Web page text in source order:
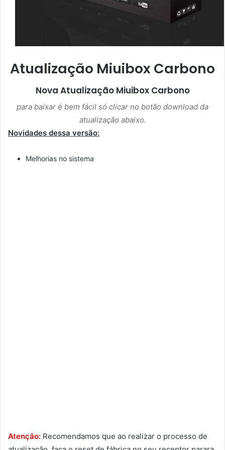
Atualização Miuibox Carbono
Nova Atualização Miuibox Carbono
para baixar é bem fácil só clicar no botão download da
atualização abaixo.
Novidades dessa versão:
Melhorias no sistema
Atenção: Recomendamos que ao realizar o processo de